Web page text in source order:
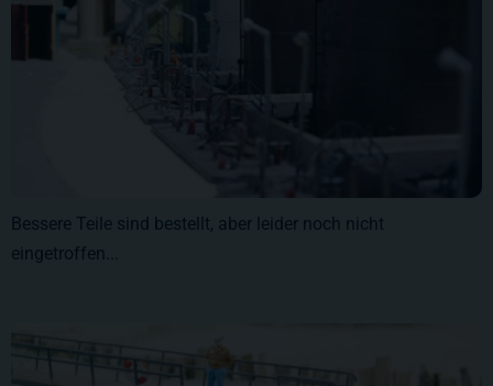
Bessere Teile sind bestellt, aber leider noch nicht
eingetroffen...